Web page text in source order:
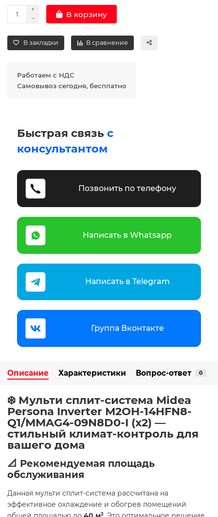
В корзину
В закладки В сравнение
Работаем с НДС
Самовывоз сегодня, бесплатно
Быстрая связь с
консультантом
Позвонить по телефону
Написать в Whatsapp
Написать в Telegram
Группа Вконтакте
Описание Характеристики Вопрос-ответ 0
❄️ Мульти сплит-система Midea
Persona Inverter M2OH-14HFN8-
Q1/MMAG4-09N8D0-I (x2) —
стильный климат-контроль для
вашего дома
📐 Рекомендуемая площадь
обслуживания
Данная мульти сплит-система рассчитана на
эффективное охлаждение и обогрев помещений